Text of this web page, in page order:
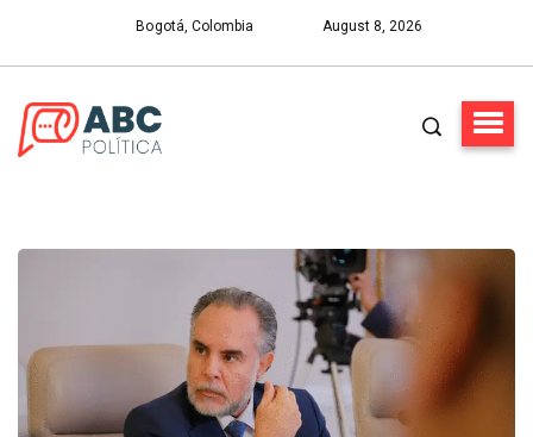
Bogotá, Colombia August 8, 2026